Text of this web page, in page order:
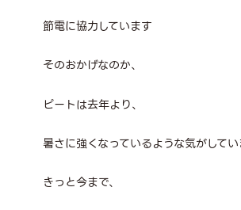
節電に協力しています
そのおかげなのか、
ピートは去年より、
暑さに強くなっているような気がして
きっと今まで、